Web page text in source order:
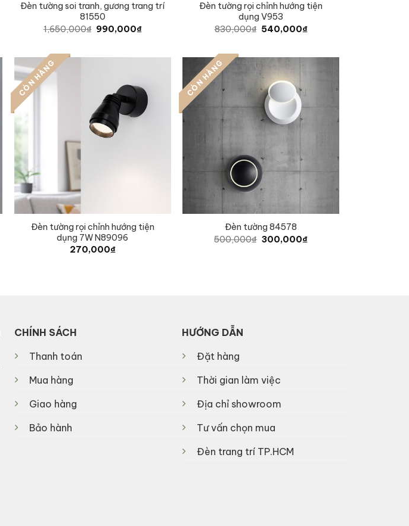
Đèn tường soi tranh, gương trang trí
81550
1,650,000₫ Original
price
990,000₫Current
Đèn tường rọi chỉnh hướng tiện
dụng V953
830,000₫ Original
price
540,000₫Current
CÒN HÀNG
Đèn tường rọi chỉnh hướng tiện
dụng 7W N89096
270,000₫
CÒN HÀNG
Đèn tường 84578
500,000₫ Original
price
300,000₫Current
CHÍNH SÁCH
Thanh toán
Mua hàng
Giao hàng
Bảo hành
HƯỚNG DẪN
Đặt hàng
Thời gian làm việc
Địa chỉ showroom
Tư vấn chọn mua
Đèn trang trí TP.HCM